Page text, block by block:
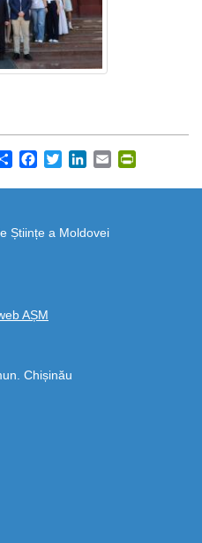
ShareFacebook
TwitterLinkedIn
Email
Științe a Moldovei
AȘM
Chișinău